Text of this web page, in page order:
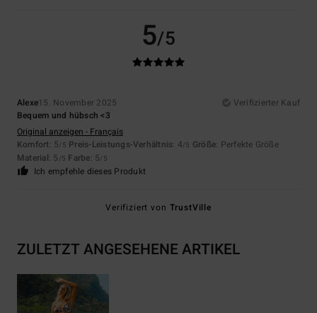
5/5
Alexe15. November 2025
Verifizierter Kauf
Bequem und hübsch <3
Original anzeigen - Français
Komfort: 5/5 Preis-Leistungs-Verhältnis: 4/5 Größe: Perfekte Größe
Material: 5 /5 Farbe: 5/5
Ich empfehle dieses Produkt
Verifiziert von TrustVille
ZULETZT ANGESEHENE ARTIKEL